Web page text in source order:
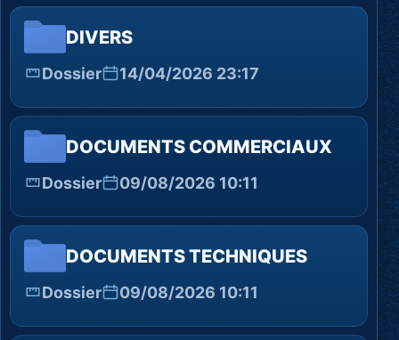
DIVERS
Dossier 14/04/2026 23:17
DOCUMENTS COMMERCIAUX
Dossier 09/08/2026 10:11
DOCUMENTS TECHNIQUES
Dossier 09/08/2026 10:11